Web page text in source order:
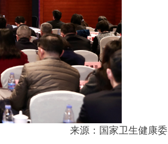
来源：国家卫生健康委